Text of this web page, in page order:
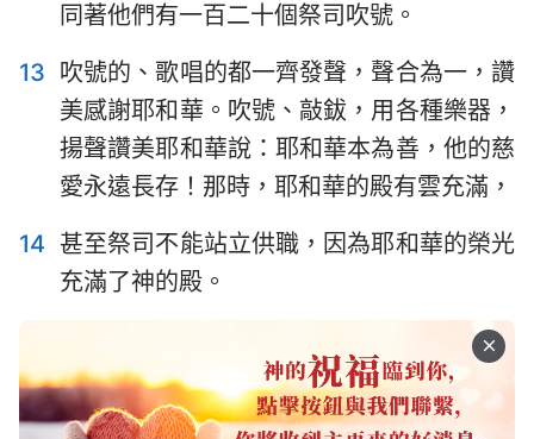
36
同著他們有一百二十個祭司吹號。
13 吹號的、歌唱的都一齊發聲，聲合為一，讚
美感謝耶和華。吹號、敲鈸，用各種樂器，
揚聲讚美耶和華說：耶和華本為善，他的慈
愛永遠長存！那時，耶和華的殿有雲充滿，
14 甚至祭司不能站立供職，因為耶和華的榮光
充滿了神的殿。